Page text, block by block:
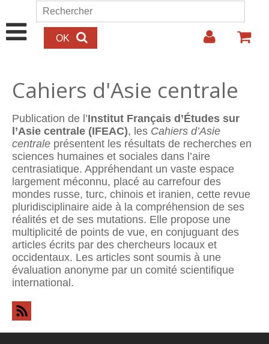
Aller au contenu principal
Formulaire de recherche
Rechercher
Cahiers d'Asie centrale
Publication de l’Institut Français d’Études sur
l’Asie centrale (IFEAC), les Cahiers d’Asie
centrale présentent les résultats de recherches en
sciences humaines et sociales dans l’aire
centrasiatique. Appréhendant un vaste espace
largement méconnu, placé au carrefour des
mondes russe, turc, chinois et iranien, cette revue
pluridisciplinaire aide à la compréhension de ses
réalités et de ses mutations. Elle propose une
multiplicité de points de vue, en conjuguant des
articles écrits par des chercheurs locaux et
occidentaux. Les articles sont soumis à une
évaluation anonyme par un comité scientifique
international.